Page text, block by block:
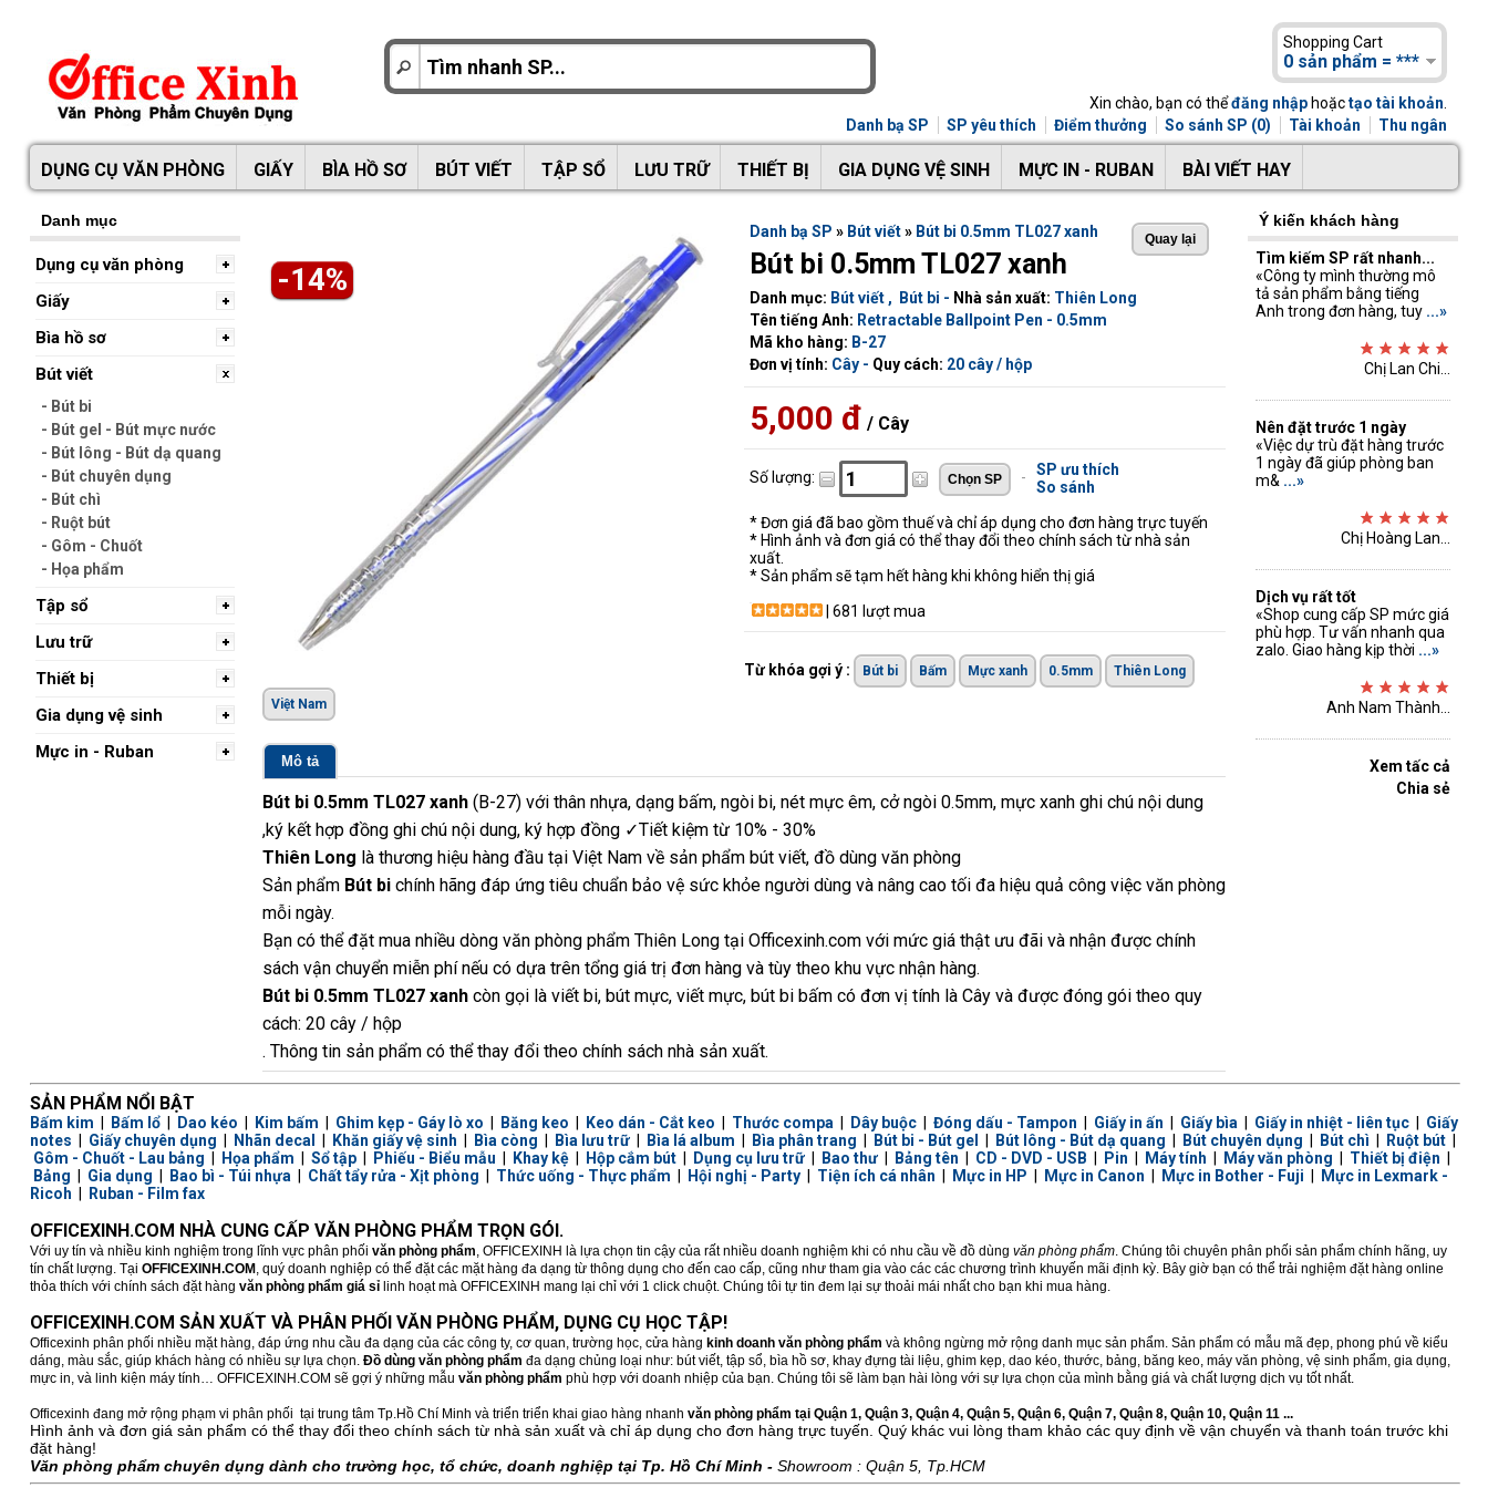
Shopping Cart
0 sản phẩm = ***
Xin chào, bạn có thểđăng nhập hoặctạo tài khoản
Danh bạ SP
SP yêu thích Điểm thưởng So sánh SP (0) Tài khoản Thu ngân
DỤNG CỤ VĂN PHÒNG GIẤY BÌA HỒ SƠ BÚT VIẾT TẬP SỔ LƯU TRỮ THIẾT BỊ GIA DỤNG VỆ SINH MỰC IN - RUBAN BÀI VIẾT HAY
Danh mục
Dụng cụ văn phòng
Giấy
Bìa hồ sơ
Bút viết
- Bút bi
- Bút gel - Bút mực nước
- Bút lông - Bút dạ quang
- Bút chuyên dụng
- Bút chì
- Ruột bút
- Gôm - Chuốt
- Họa phẩm
Tập sổ
Lưu trữ
Thiết bị
Gia dụng vệ sinh
Mực in - Ruban
Ý kiến khách hàng
Tìm kiếm SP rất nhanh...
«Công ty mình thường mô
tả sản phẩm bằng tiếng
Anh trong đơn hàng, tuy ...»
Chị Lan Chi...
Nên đặt trước 1 ngày
«Việc dự trù đặt hàng trước
1 ngày đã giúp phòng ban
m& ...»
Chị Hoàng Lan...
Dịch vụ rất tốt
«Shop cung cấp SP mức giá
phù hợp. Tư vấn nhanh qua
zalo. Giao hàng kịp thời ...»
Anh Nam Thành...
Xem tấc cả
Chia sẻ
-14%
Danh bạ SP » Bút viết» Bút bi 0.5mm TL027 xanh
Bút bi 0.5mm TL027 xanh
Danh mục: Bút viết, Bút bi - Nhà sản xuất: Thiên Long
Tên tiếng Anh: Retractable Ballpoint Pen - 0.5mm
Mã kho hàng: B-27
Đơn vị tính: Cây - Quy cách: 20 cây / hộp
5,000 đ / Cây
Số lượng: - SP ưu thích
So sánh
* Đơn giá đã bao gồm thuế và chỉ áp dụng cho đơn hàng trực tuyến
* Hình ảnh và đơn giá có thể thay đổi theo chính sách từ nhà sản
xuất.
* Sản phẩm sẽ tạm hết hàng khi không hiển thị giá
| 681 lượt mua
Từ khóa gợi ý : Bút bi Bấm Mực xanh 0.5mm Thiên Long
Việt Nam
Mô tả
Bút bi 0.5mm TL027 xanh(B-27) với thân nhựa, dạng bấm, ngòi bi, nét mực êm, cở ngòi 0.5mm, mực xanh ghi chú nội dung
,ký kết hợp đồng ghi chú nội dung, ký hợp đồng ✓Tiết kiệm từ 10% - 30%
Thiên Long là thương hiệu hàng đầu tại Việt Nam về sản phẩm bút viết, đồ dùng văn phòng
Sản phẩm Bút bichính hãng đáp ứng tiêu chuẩn bảo vệ sức khỏe người dùng và nâng cao tối đa hiệu quả công việc văn phòng
mỗi ngày.
Bạn có thể đặt mua nhiều dòng văn phòng phẩm Thiên Long tại Officexinh.com với mức giá thật ưu đãi và nhận được chính
sách vận chuyển miễn phí nếu có dựa trên tổng giá trị đơn hàng và tùy theo khu vực nhận hàng.
Bút bi 0.5mm TL027 xanhcòn gọi là viết bi, bút mực, viết mực, bút bi bấm có đơn vị tính là Cây và được đóng gói theo quy
cách: 20 cây / hộp
. Thông tin sản phẩm có thể thay đổi theo chính sách nhà sản xuất.
SẢN PHẨM NỔI BẬT
Bấm kim Bấm lổ| Dao kéo Kim bấm Ghim kẹp - Gáy lò xo Băng keo Keo dán - Cắt keo Thước compa Dây buộc| Đóng dấu - Tampon Giấy in ấn Giấy bìa Giấy in nhiệt - liên tục| Giấy
notes
Giấy chuyên dụng Nhãn decal Khăn giấy vệ sinh Bìa còng Bìa lưu trữ| Bìa lá album Bìa phân trang Bút bi - Bút gel Bút lông - Bút dạ quang Bút chuyên dụng Bút chì Ruột bút|
Gôm - Chuốt - Lau bảng
Họa phẩm Sổ tập| Phiếu - Biểu mẫu Khay kệ| Hộp cắm bút| Dụng cụ lưu trữ| Bao thư| Bảng tên CD - DVD - USB Pin Máy tính Máy văn phòng Thiết bị điện
Bảng
Gia dụng Bao bì - Túi nhựa Chất tẩy rửa - Xịt phòng Thức uống - Thực phẩm Hội nghị - Party| Tiện ích cá nhân Mực in HP Mực in Canon Mực in Bother - Fuji
Mực in Lexmark -
Ricoh
Ruban - Film fax
OFFICEXINH.COM NHÀ CUNG CẤP VĂN PHÒNG PHẨM TRỌN GÓI.
Với uy tín và nhiều kinh nghiệm trong lĩnh vực phân phối văn phòng phẩm, OFFICEXINH là lựa chọn tin cậy của rất nhiều doanh nghiệm khi có nhu cầu về đồ dùng văn phòng phẩm. Chúng tôi chuyên phân phối sản phẩm chính hãng, uy
tín chất lượng. Tại OFFICEXINH.COM , quý doanh nghiệp có thể đặt các mặt hàng đa dạng từ thông dụng cho đến cao cấp, cũng như tham gia vào các các chương trình khuyến mãi định kỳ. Bây giờ bạn có thể trải nghiệm đặt hàng online
thỏa thích với chính sách đặt hàng văn phòng phẩm giá sỉlinh hoạt mà OFFICEXINH mang lại chỉ với 1 click chuột. Chúng tôi tự tin đem lại sự thoải mái nhất cho bạn khi mua hàng.
OFFICEXINH.COM SẢN XUẤT VÀ PHÂN PHỐI VĂN PHÒNG PHẨM, DỤNG CỤ HỌC TẬP!
Officexinh phân phối nhiều mặt hàng, đáp ứng nhu cầu đa dạng của các công ty, cơ quan, trường học, cửa hàng kinh doanh văn phòng phẩm và không ngừng mở rộng danh mục sản phẩm. Sản phẩm có mẫu mã đẹp, phong phú về kiểu
dáng, màu sắc, giúp khách hàng có nhiều sự lựa chọn. Đồ dùng văn phòng phẩm đa dạng chủng loại như: bút viết, tập sổ, bìa hồ sơ, khay đựng tài liệu, ghim kẹp, dao kéo, thước, bảng, băng keo, máy văn phòng, vệ sinh phẩm, gia dụng,
mực in, và linh kiện máy tính… OFFICEXINH.COM sẽ gợi ý những mẫu văn phòng phẩm phù hợp với doanh nhiệp của bạn. Chúng tôi sẽ làm bạn hài lòng với sự lựa chọn của mình bằng giá và chất lượng dịch vụ tốt nhất.
Officexinh đang mở rộng phạm vi phân phối tại trung tâm Tp.Hồ Chí Minh và triển triển khai giao hàng nhanh văn phòng phẩm tại Quận 1, Quận 3, Quận 4, Quận 5, Quận 6, Quận 7, Quận 8, Quận 10, Quận 11 ...
Hình ảnh và đơn giá sản phẩm có thể thay đổi theo chính sách từ nhà sản xuất và chỉ áp dụng cho đơn hàng trực tuyến. Quý khác vui lòng tham khảo các quy định về vận chuyển và thanh toán trước khi
đặt hàng!
Văn phòng phẩm chuyên dụng dành cho trường học, tổ chức, doanh nghiệp tại Tp. Hồ Chí Minh - Showroom : Quận 5, Tp.HCM